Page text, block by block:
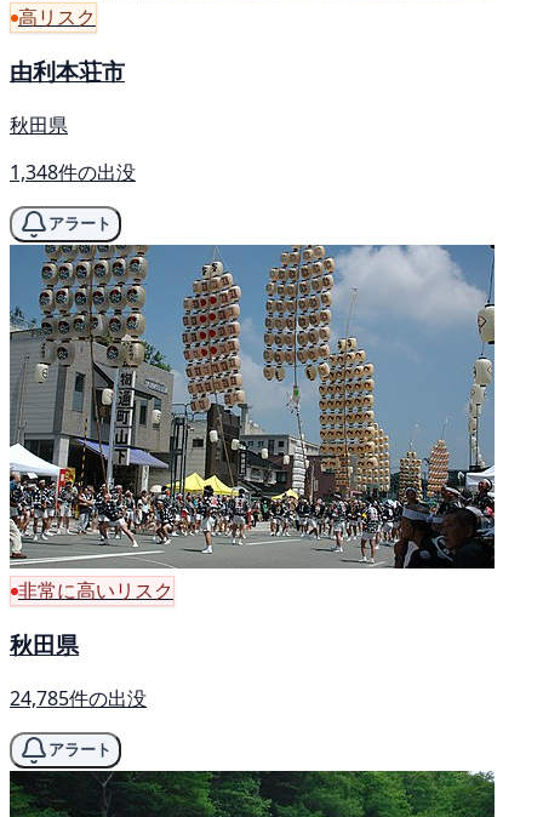
高リスク
由利本荘市
秋田県
1,348件の出没
アラート
非常に高いリスク
秋田県
24,785件の出没
アラート